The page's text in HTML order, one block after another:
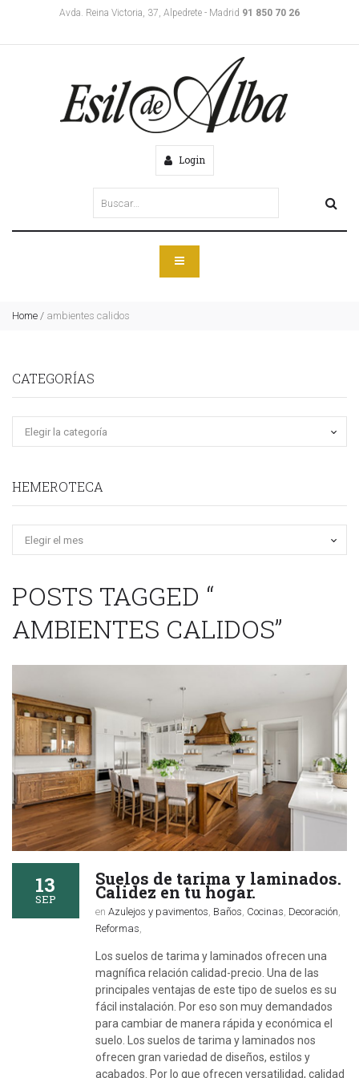
Avda. Reina Victoria, 37, Alpedrete - Madrid 91 850 70 26
Login
Home / ambientes calidos
CATEGORÍAS
HEMEROTECA
POSTS TAGGED “
AMBIENTES CALIDOS”
13
SEP
Suelos de tarima y laminados.
Calidez en tu hogar.
en Azulejos y pavimentos Baños Cocinas Decoración
Reformas
Los suelos de tarima y laminados ofrecen una
magnífica relación calidad-precio. Una de las
principales ventajas de este tipo de suelos es su
fácil instalación. Por eso son muy demandados
para cambiar de manera rápida y económica el
suelo. Los suelos de tarima y laminados nos
ofrecen gran variedad de diseños, estilos y
acabados. Por lo que ofrecen versatilidad, calidad